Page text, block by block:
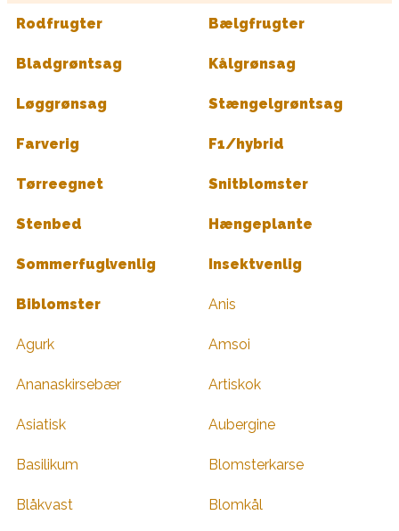
Rodfrugter Bælgfrugter
Bladgrøntsag Kålgrønsag
Løggrønsag Stængelgrøntsag
Farverig F1/hybrid
Tørreegnet Snitblomster
Stenbed Hængeplante
Sommerfuglvenlig Insektvenlig
Biblomster Anis
Agurk Amsoi
Ananaskirsebær Artiskok
Asiatisk Aubergine
Basilikum Blomsterkarse
Blåkvast Blomkål